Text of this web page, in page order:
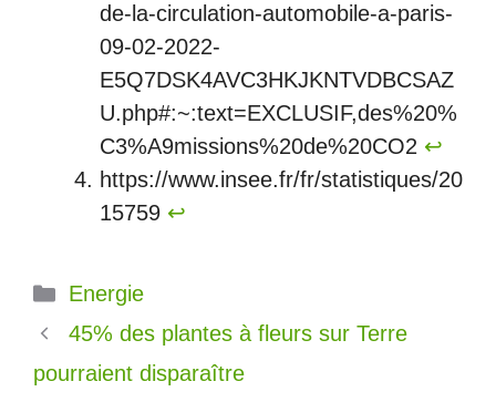
de-la-circulation-automobile-a-paris-
09-02-2022-
E5Q7DSK4AVC3HKJKNTVDBCSAZ
U.php#:~:text=EXCLUSIF,des%20%
C3%A9missions%20de%20CO2 ↩︎
https://www.insee.fr/fr/statistiques/20
15759 ↩︎
Catégories
Energie
45% des plantes à fleurs sur Terre
pourraient disparaître